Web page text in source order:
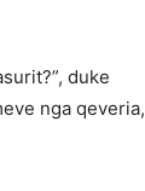
duke
nga qeveria,